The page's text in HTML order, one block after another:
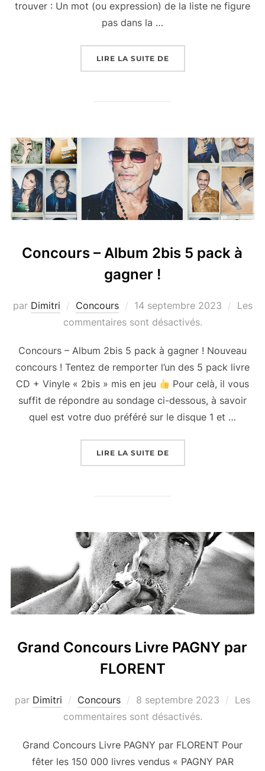
trouver : Un mot (ou expression) de la liste ne figure
pas dans la …
LIRE LA SUITE DE« CONCOURS 21
Concours – Album 2bis 5 pack à
gagner !
par Dimitri Concours
Publié
le
14 septembre 2023
Les
commentaires sont désactivés.
Concours – Album 2bis 5 pack à gagner ! Nouveau
concours ! Tentez de remporter l’un des 5 pack livre
CD + Vinyle « 2bis » mis en jeu
Pour celà, il vous
suffit de répondre au sondage ci-dessous, à savoir
quel est votre duo préféré sur le disque 1 et …
LIRE LA SUITE DE« CONCOURS –
Grand Concours Livre PAGNY par
FLORENT
par Dimitri Concours
Publié
le
8 septembre 2023
Les
commentaires sont désactivés.
Grand Concours Livre PAGNY par FLORENT Pour
fêter les 150 000 livres vendus « PAGNY PAR